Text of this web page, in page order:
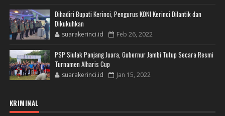
Dihadiri Bupati Kerinci, Pengurus KONI Kerinci Dilantik dan
Dikukuhkan
suarakerinci.id Feb 26, 2022
PSP Siulak Panjang Juara, Gubernur Jambi Tutup Secara Resmi
Turnamen Alharis Cup
suarakerinci.id Jan 15, 2022
KRIMINAL